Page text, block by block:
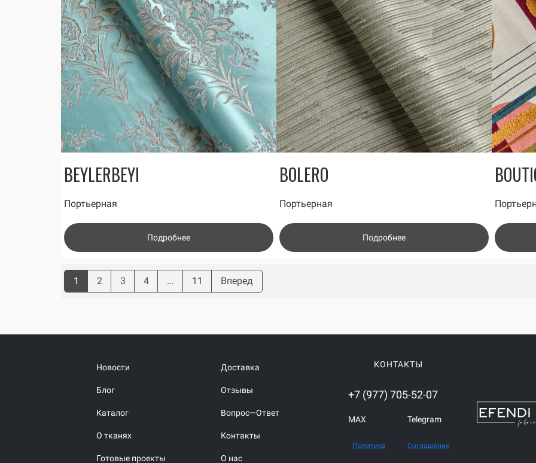
BEYLERBEYI
Портьерная
Подробнее
BOLERO
Портьерная
Подробнее
1 2 3 4 ... 11 Вперед
Новости
Блог
Каталог
О тканях
Готовые проекты
Доставка
Отзывы
Вопрос—Ответ
Контакты
О нас
КОНТАКТЫ
+7 (977) 705-52-07
MAX Telegram
Политика Соглашение